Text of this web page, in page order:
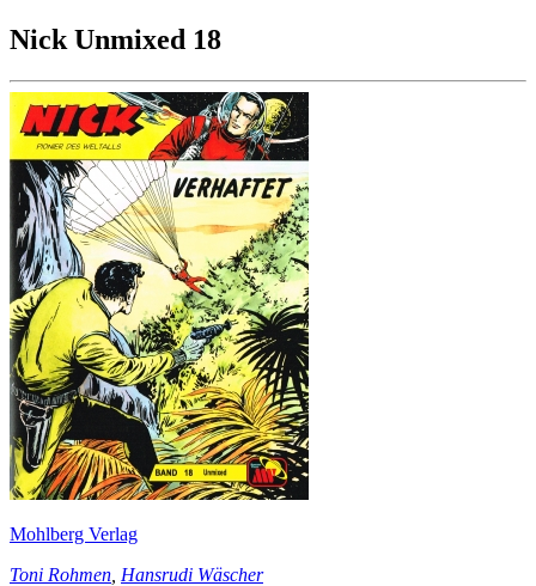
Nick Unmixed 18
Mohlberg Verlag
Toni Rohmen Hansrudi Wäscher